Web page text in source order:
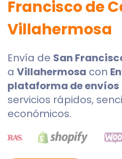
Francisco de
Villahermosa
Envía de San
a Villahermosa con
plataforma de envíos
servicios rápidos,
económicos.